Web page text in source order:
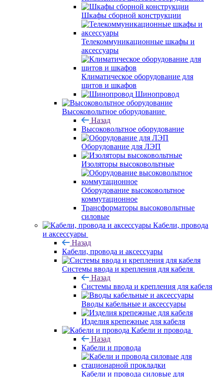
Шкафы сборной конструкции
Телекоммуникационные шкафы и
аксессуары
Климатическое оборудование для
щитов и шкафов
Шинопровод
Высоковольтное оборудование
Назад
Высоковольтное оборудование
Оборудование для ЛЭП
Изоляторы высоковольтные
Оборудование высоковольтное
коммутационное
Трансформаторы высоковольтные
силовые
Кабели, провода
и аксессуары
Назад
Кабели, провода и аксессуары
Системы ввода и крепления для кабеля
Назад
Системы ввода и крепления для кабеля
Вводы кабельные и аксессуары
Изделия крепежные для кабеля
Кабели и провода
Назад
Кабели и провода
Кабели и провода силовые для